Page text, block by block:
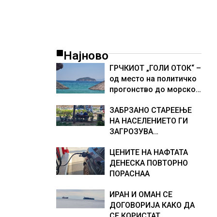
Најново
ГРЧКИОТ „ГОЛИ ОТОК“ –
од место на политичко
прогонство до морско
ЗАБРЗАНО СТАРЕЕЊЕ
НА НАСЕЛЕНИЕТО ГИ
ЗАГРОЗУВА
ВО ЕВРОПА и
долгорочниот
економски раст
ЦЕНИТЕ НА НАФТАТА
ДЕНЕСКА ПОВТОРНО
ПОРАСНАА
ИРАН И ОМАН СЕ
ДОГОВОРИЈА КАКО ДА